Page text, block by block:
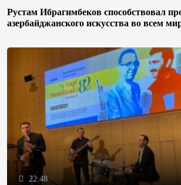
Рустам Ибрагимбеков способствовал
азербайджанского искусства во всем
22:48